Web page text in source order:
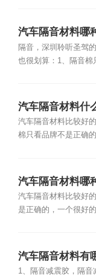
汽车隔音材料哪
隔音，深圳聆听圣驾
也很划算：1、隔音棉
汽车隔音材料什
汽车隔音材料比较好
棉只看品牌不是正确
汽车隔音材料哪
汽车隔音材料比较好
是正确的，一个很好
汽车隔音材料有
1、隔音减震胶，隔